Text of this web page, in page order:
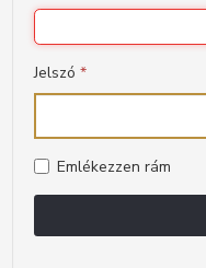
Jelszó *
Emlékezzen rám